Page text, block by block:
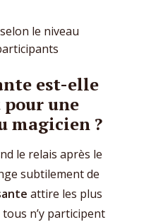
le niveau
est-elle
une
magicien ?
le relais après le
subtilement de
attire les plus
n’y participent